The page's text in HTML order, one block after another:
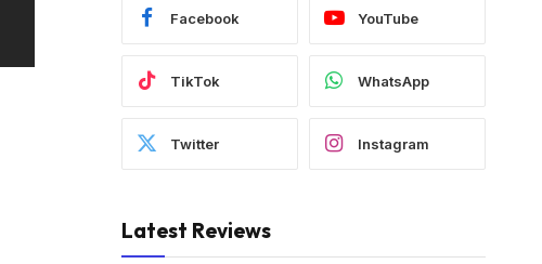
Facebook YouTube
TikTok WhatsApp
Twitter Instagram
Latest Reviews